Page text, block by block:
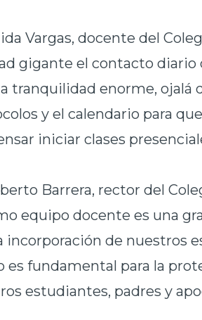
Vargas,docente del
gigante el contacto diario
tranquilidad enorme, ojalá
y el calendario para
iniciar clases
Barrera, rector del
equipo docente es una
incorporación de nuestros
es fundamental para la
estudiantes, padres y